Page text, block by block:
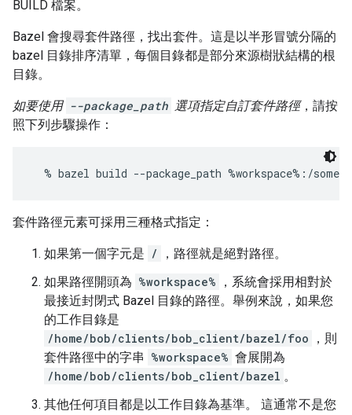
BUILD 檔案。
Bazel 會搜尋套件路徑，找出套件。這是以半形冒號分隔的
bazel 目錄排序清單，每個目錄都是部分來源樹狀結構的根
目錄。
如要使用 --package_path 選項指定自訂套件路徑，請按
照下列步驟操作：
套件路徑元素可採用三種格式指定：
如果第一個字元是 /
，路徑就是絕對路徑。
如果路徑開頭為 %workspace%
，系統會採用相對於
最接近封閉式 Bazel 目錄的路徑。舉例來說，如果您
的工作目錄是
/home/bob/clients/bob_client/bazel/foo
，則
套件路徑中的字串 %workspace% 會展開為
/home/bob/clients/bob_client/bazel 。
其他任何項目都是以工作目錄為基準。 這通常不是您